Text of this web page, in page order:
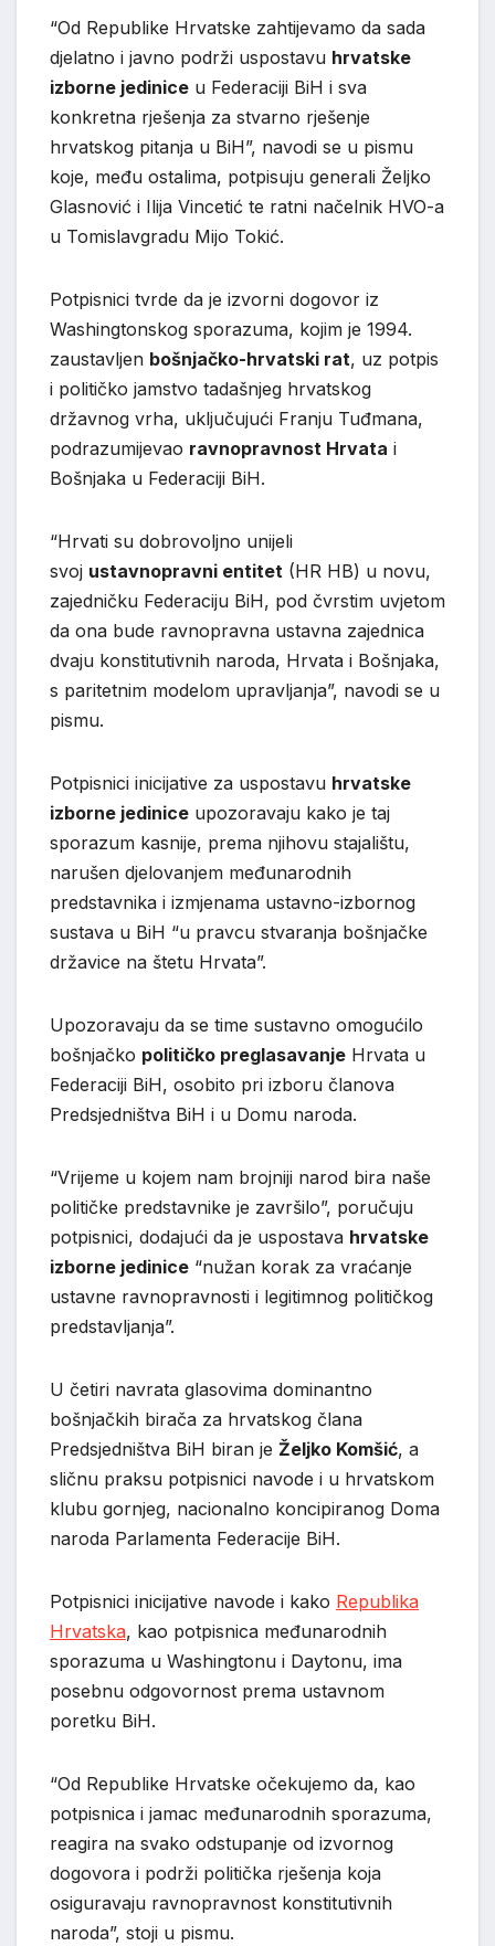
“Od Republike Hrvatske zahtijevamo da sada
djelatno i javno podrži uspostavu hrvatske
izborne jedinice u Federaciji BiH i sva
konkretna rješenja za stvarno rješenje
hrvatskog pitanja u BiH”, navodi se u pismu
koje, među ostalima, potpisuju generali Željko
Glasnović i Ilija Vincetić te ratni načelnik HVO-a
u Tomislavgradu Mijo Tokić.
Potpisnici tvrde da je izvorni dogovor iz
Washingtonskog sporazuma, kojim je 1994.
zaustavljen bošnjačko-hrvatski rat, uz potpis
i političko jamstvo tadašnjeg hrvatskog
državnog vrha, uključujući Franju Tuđmana,
podrazumijevao ravnopravnost Hrvata i
Bošnjaka u Federaciji BiH.
“Hrvati su dobrovoljno unijeli
svoj ustavnopravni entitet (HR HB) u novu,
zajedničku Federaciju BiH, pod čvrstim uvjetom
da ona bude ravnopravna ustavna zajednica
dvaju konstitutivnih naroda, Hrvata i Bošnjaka,
s paritetnim modelom upravljanja”, navodi se u
pismu.
Potpisnici inicijative za uspostavu hrvatske
izborne jedinice upozoravaju kako je taj
sporazum kasnije, prema njihovu stajalištu,
narušen djelovanjem međunarodnih
predstavnika i izmjenama ustavno-izbornog
sustava u BiH “u pravcu stvaranja bošnjačke
državice na štetu Hrvata”.
Upozoravaju da se time sustavno omogućilo
bošnjačko političko preglasavanje Hrvata u
Federaciji BiH, osobito pri izboru članova
Predsjedništva BiH i u Domu naroda.
“Vrijeme u kojem nam brojniji narod bira naše
političke predstavnike je završilo”, poručuju
potpisnici, dodajući da je uspostava hrvatske
izborne jedinice “nužan korak za vraćanje
ustavne ravnopravnosti i legitimnog političkog
predstavljanja”.
U četiri navrata glasovima dominantno
bošnjačkih birača za hrvatskog člana
Predsjedništva BiH biran je Željko Komšić, a
sličnu praksu potpisnici navode i u hrvatskom
klubu gornjeg, nacionalno koncipiranog Doma
naroda Parlamenta Federacije BiH.
Potpisnici inicijative navode i kako Republika
Hrvatska, kao potpisnica međunarodnih
sporazuma u Washingtonu i Daytonu, ima
posebnu odgovornost prema ustavnom
poretku BiH.
“Od Republike Hrvatske očekujemo da, kao
potpisnica i jamac međunarodnih sporazuma,
reagira na svako odstupanje od izvornog
dogovora i podrži politička rješenja koja
osiguravaju ravnopravnost konstitutivnih
naroda”, stoji u pismu.